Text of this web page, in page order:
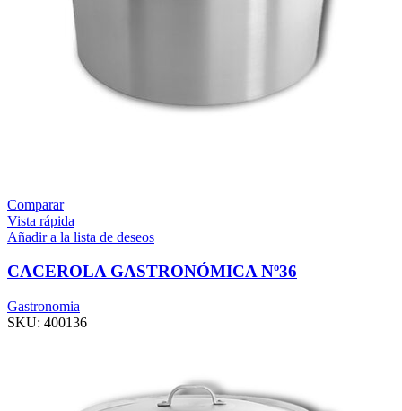
Comparar
Vista rápida
Añadir a la lista de deseos
CACEROLA GASTRONÓMICA Nº36
Gastronomia
SKU: 400136